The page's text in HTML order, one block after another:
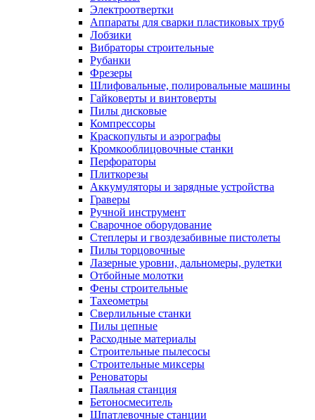
Электроотвертки
Аппараты для сварки пластиковых труб
Лобзики
Вибраторы строительные
Рубанки
Фрезеры
Шлифовальные, полировальные машины
Гайковерты и винтоверты
Пилы дисковые
Компрессоры
Краскопульты и аэрографы
Кромкооблицовочные станки
Перфораторы
Плиткорезы
Аккумуляторы и зарядные устройства
Граверы
Ручной инструмент
Сварочное оборудование
Степлеры и гвоздезабивные пистолеты
Пилы торцовочные
Лазерные уровни, дальномеры, рулетки
Отбойные молотки
Фены строительные
Тахеометры
Сверлильные станки
Пилы цепные
Расходные материалы
Строительные пылесосы
Строительные миксеры
Реноваторы
Паяльная станция
Бетоносмеситель
Шпатлевочные станции